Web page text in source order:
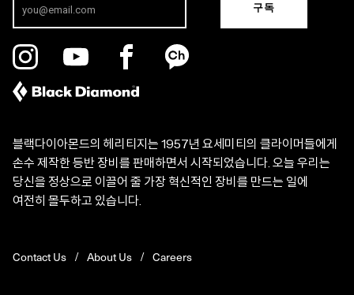
구독
블랙다이아몬드의 헤리티지는 1957년 요세미티의 클라이머들에게
손수 제작한 등반 장비를 판매하면서 시작되었습니다. 오늘 우리는
당신을 정상으로 이끌어 줄 가장 혁신적인 장비를 만드는 일에
여전히 몰두하고 있습니다.
Contact Us About Us Careers